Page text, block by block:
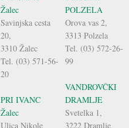
Žalec
Savinjska cesta
20,
3310 Žalec
Tel. (03) 571-56-
20
PRI IVANC
Žalec
Ulica Nikole
POLZELA
Orova vas 2,
3313 Polzela
Tel. (03) 572-26-
99
VANDROVČKI
DRAMLJE
Svetelka 1,
3222 Dramlje